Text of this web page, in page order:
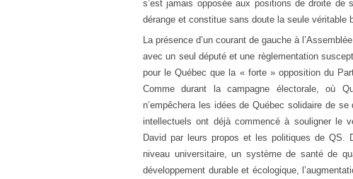
s’est jamais opposée aux positions de droite de
dérange et constitue sans doute la seule véritable
La présence d’un courant de gauche à
avec un seul député et une règlementation
pour le Québec que la « forte » opposition du
Comme durant la campagne électorale, où
n’empêchera les idées de Québec solidaire de
intellectuels ont déjà commencé à souligner le
David par leurs propos et les politiques de QS.
niveau universitaire, un système de santé de
développement durable et écologique,